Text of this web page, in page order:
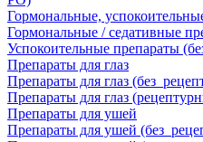
Гормональные,
Гормональные / седативные
Успокоительные препараты
Препараты для глаз
Препараты для глаз
Препараты для глаз
Препараты для ушей
Препараты для ушей